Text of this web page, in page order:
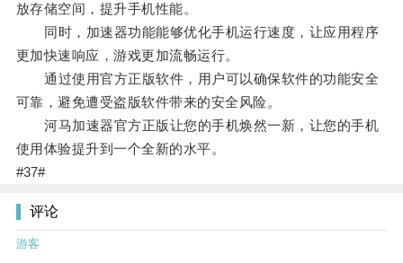
放存储空间，提升手机性能。
同时，加速器功能能够优化手机运行速度，让应用程序
更加快速响应，游戏更加流畅运行。
通过使用官方正版软件，用户可以确保软件的功能安全
可靠，避免遭受盗版软件带来的安全风险。
河马加速器官方正版让您的手机焕然一新，让您的手机
使用体验提升到一个全新的水平。
#37#
评论
游客